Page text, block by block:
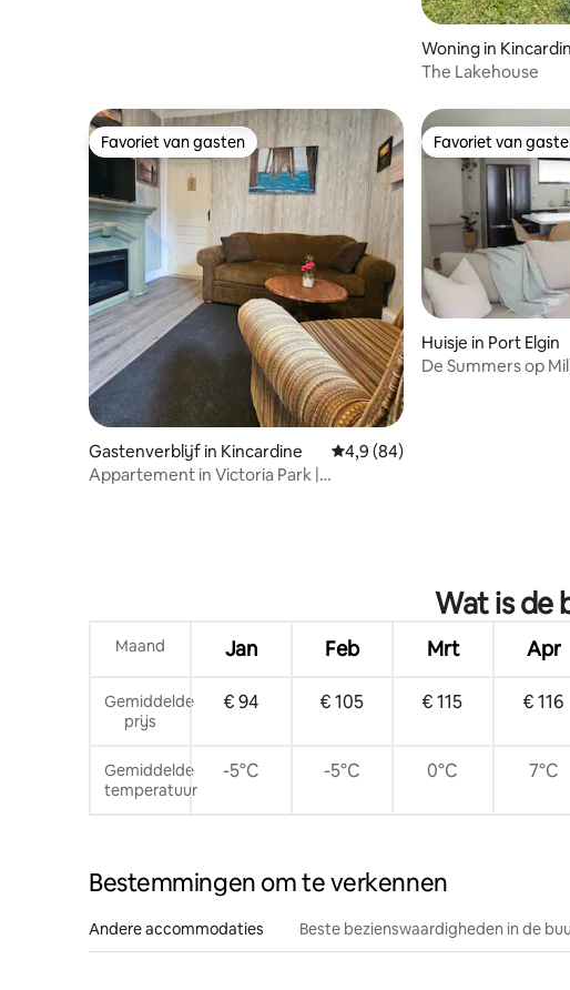
Woning in
The Lakehouse
Favoriet van gasten
Favoriet van gasten
Gastenverblijf in Kincardine Gemiddelde beoordeling van
4,9 (84)
Appartement in Victoria Park |
Favoriet van
Favoriet van
Huisje in Port Elgin
De Summers op
Wat is de
Maand Jan Feb Mrt Apr
Gemiddelde
prijs
€ 94 € 105 € 115 € 116
Gemiddelde
temperatuur
-5°C -5°C 0°C 7°C
Bestemmingen om te verkennen
Andere accommodaties Beste bezienswaardigheden in de